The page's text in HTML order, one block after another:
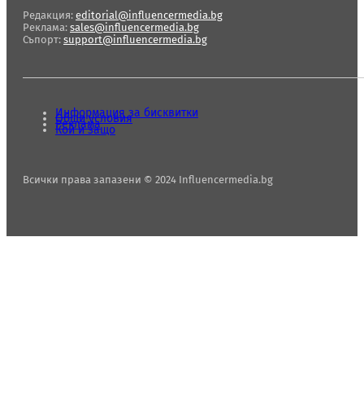
Редакция: editorial@influencermedia.bg
Реклама: sales@influencermedia.bg
Съпорт: support@influencermedia.bg
Всички права запазени © 2024 Influencermedia.bg
Информация за бисквитки
Общи условия
Реклама
Кой и защо